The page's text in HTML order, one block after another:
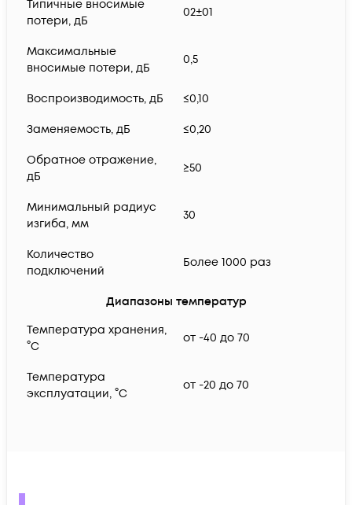
Типичные вносимые
потери, дБ
02±01
Максимальные
вносимые потери, дБ
0,5
Воспроизводимость, дБ ≤0,10
Заменяемость, дБ ≤0,20
Обратное отражение,
дБ
≥50
Минимальный радиус
изгиба, мм
30
Количество
подключений
Более 1000 раз
Диапазоны температур
Температура хранения,
°C
от -40 до 70
Температура
эксплуатации, °C
от -20 до 70